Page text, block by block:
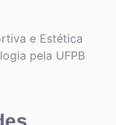
e Estética
pela UFPB